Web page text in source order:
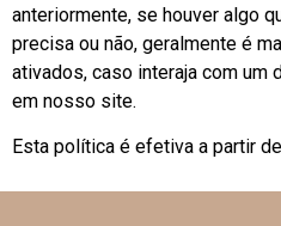
anteriormente, se houver algo
precisa ou não, geralmente é
ativados, caso interaja com um
em nosso site.
Esta política é efetiva a partir de